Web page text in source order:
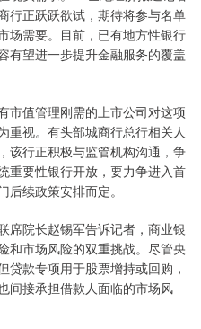
行正跃跃欲试，期待将参与名单
场需要。目前，已有地方性银行
有望进一步提升金融服务的覆盖
市值管理刚需的上市公司对这项
重视。有头部城商行总行相关人
该行正积极与监管机构沟通，争
重要性银行开放，要力争进入首
续政策安排而定。
席院长赵锡军告诉记者，商业银
和市场风险的双重挑战。尽管央
款专项用于股票增持或回购，
间接承担借款人面临的市场风